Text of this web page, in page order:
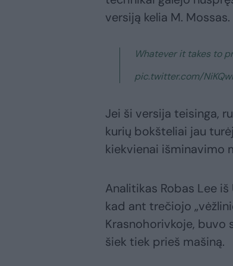
versiją kelia M. Mossas.
Whatever it takes to
pic.twitter.com/
Jei ši versija teisinga,
kurių bokšteliai jau
kiekvienai išminavimo
Analitikas Robas Lee
kad ant trečiojo
Krasnohorivkoje, buvo
šiek tiek prieš mašiną.